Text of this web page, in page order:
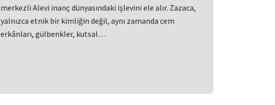
merkezli Alevi inanç dünyasındaki işlevini ele alır. Zazaca,
yalnızca etnik bir kimliğin değil, aynı zamanda cem
erkânları, gülbenkler, kutsal…